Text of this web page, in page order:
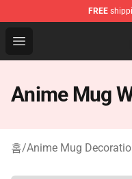
FREE
Open menu
Anime Mug Shop -
Anime Mug
홈/Anime Mug